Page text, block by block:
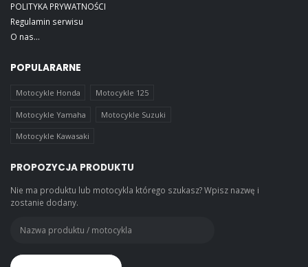
POLITYKA PRYWATNOŚCI
Regulamin serwisu
O nas...
POPULARARNE
Motocykle Honda Motocykle 125
Motocykle Yamaha Motocykle Suzuki
Motocykle Kawasaki
PROPOZYCJA PRODUKTU
Nie ma produktu lub motocykla którego szukasz? Wpisz nazwę i
zostanie dodany.